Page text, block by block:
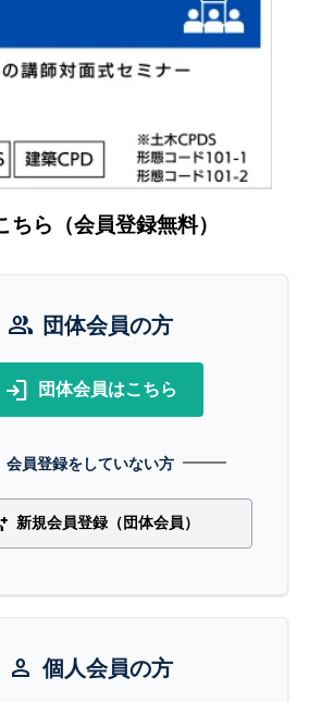
ちら（会員登録無料）
group 団体会員の方
login 団体会員はこちら
会員登録をしていない方
新規会員登録（団体会員）
person 個人会員の方